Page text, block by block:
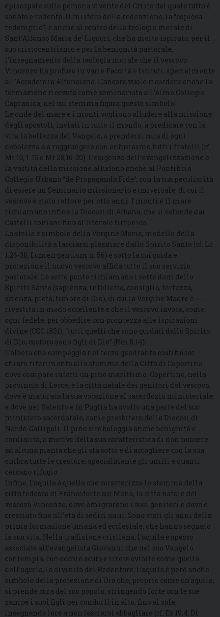
episcopale sulla persona vivente del Cristo dal quale tutto è
sanato e redento. Il mistero della redenzione, la “copiosa
redemptio”, è anche al centro della teologia morale di
Sant’Alfonso Maria de’ Liguori, che ha molto ispirato, per il
suo cristocentrismo e per la benignità pastorale,
l’insegnamento della teologia morale che il vescovo
Vincenzo ha profuso in varie Facoltà e Istituti, specialmente
all’Accademia Alfonsiana. L’ancora vuole ricordare anche la
formazione ricevuta come seminarista all’Almo Collegio
Capranica, nel cui stemma figura questo simbolo.
Le onde del mare e i monti vogliono alludere alla missione
degli apostoli, inviati in tutto il mondo, a predicare con la
vita la bellezza del Vangelo, a prendersi cura di ogni
debolezza e a raggiungere con entusiasmo tutti i fratelli (cf.
Mt 10, 1-15 e Mt 28,16-20). L’esigenza dell’evangelizzazione e
la vastità della missione alludono anche al Pontificio
Collegio Urbano “de Propaganda Fide”, con la sua peculiarità
di essere un Seminario missionario e universale, di cui il
vescovo è stato rettore per otto anni. I monti e il mare
richiamano infine la Diocesi di Albano, che si estende dai
Castelli romani fino al litorale tirrenico.
La stella è simbolo della Vergine Maria, modello della
disponibilità a lasciarsi plasmare dallo Spirito Santo (cf. Lc
1,26-38; Lumen gentium n. 56) e sotto la cui guida e
protezione il nuovo vescovo affida tutto il suo servizio
pastorale. Le sette punte richiamano i sette doni dello
Spirito Santo (sapienza, intelletto, consiglio, fortezza,
scienza, pietà, timore di Dio), di cui la Vergine Madre è
rivestita in modo eccellente e che il vescovo invoca, come
ogni fedele, per obbedire con prontezza alle ispirazioni
divine (CCC 1831): “tutti quelli che sono guidati dallo Spirito
di Dio, costoro sono figli di Dio” (Rm 8,14).
L’albero che campeggia nel terzo quadrante costituisce
chiaro riferimento allo stemma della Città di Copertino
dove compare infatti un pino marittimo. Copertino, nella
provincia di Lecce, è la città natale dei genitori del vescovo,
dove è maturata la sua vocazione al sacerdozio ministeriale
e dove nel Salento e in Puglia ha svolto una parte del suo
ministero sacerdotale, come presbitero della Diocesi di
Nardò-Gallipoli. Il pino simboleggia anche benignità e
cordialità, a motivo della sua caratteristica di non nuocere
ad alcuna pianta che gli sta sotto e di accogliere con la sua
ombra tutte le creature, specialmente gli umili e quanti
cercano rifugio.
Infine, l’aquila è quella che caratterizza lo stemma della
città tedesca di Francoforte sul Meno, la città natale del
vescovo Vincenzo, dove emigrarono i suoi genitori e dove è
cresciuto fino all’età di sedici anni. Sono stati gli anni della
prima formazione umana ed ecclesiale, che hanno segnato
la sua vita. Nella tradizione cristiana, l’aquila è spesso
associata all’evangelista Giovanni che nel suo Vangelo
contempla, con occhio acuto e irremovibile come quello
dell’aquila, la divinità del Redentore. L’aquila è però anche
simbolo della protezione di Dio che, proprio come un’aquila,
si prende cura del suo popolo, stringendo forte con le sue
zampe i suoi figli per condurli in alto, fino al sole,
insegnando loro a non lasciarsi abbagliare (cf. Es 19,4; Dt